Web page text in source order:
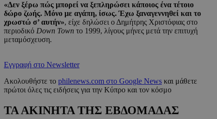
«Δεν ξέρω πώς μπορεί να ξεπληρώσει κάποιος ένα τέτοιο
δώρο ζωής. Μόνο με αγάπη, ίσως. Έχω ξαναγεννηθεί και το
χρωστώ σ’ αυτήν», είχε δηλώσει ο Δημήτρης Χριστόφιας στο
περιοδικό Down Town το 1999, λίγους μήνες μετά την επιτυχή
μεταμόσχευση.
Εγγραφή στο Newsletter
Ακολουθήστε το philenews.com στο Google News και μάθετε
πρώτοι όλες τις ειδήσεις για την Κύπρο και τον κόσμο
ΤΑ ΑΚΙΝΗΤΑ ΤΗΣ ΕΒΔΟΜΑΔΑΣ